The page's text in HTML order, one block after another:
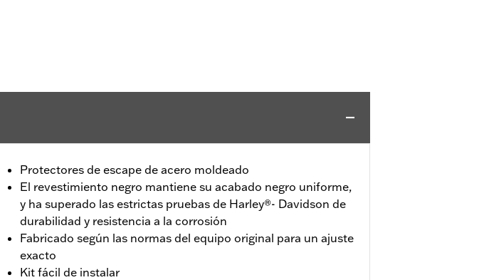
Protectores de escape de acero moldeado
El revestimiento negro mantiene su acabado negro uniforme,
y ha superado las estrictas pruebas de Harley®- Davidson de
durabilidad y resistencia a la corrosión
Fabricado según las normas del equipo original para un ajuste
exacto
Kit fácil de instalar